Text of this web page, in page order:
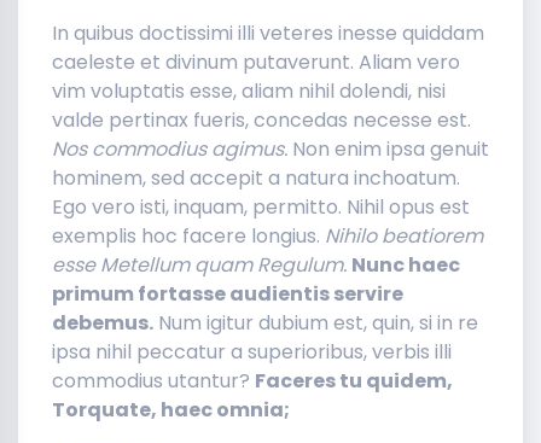
In quibus doctissimi illi veteres inesse quiddam
caeleste et divinum putaverunt. Aliam vero
vim voluptatis esse, aliam nihil dolendi, nisi
valde pertinax fueris, concedas necesse est.
Nos commodius agimus. Non enim ipsa genuit
hominem, sed accepit a natura inchoatum.
Ego vero isti, inquam, permitto. Nihil opus est
exemplis hoc facere longius. Nihilo beatiorem
esse Metellum quam Regulum. Nunc haec
primum fortasse audientis servire
debemus. Num igitur dubium est, quin, si in re
ipsa nihil peccatur a superioribus, verbis illi
commodius utantur? Faceres tu quidem,
Torquate, haec omnia;